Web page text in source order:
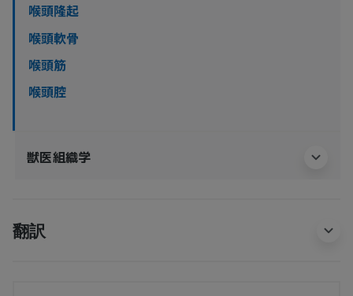
喉頭隆起
喉頭軟骨
喉頭筋
喉頭腔
獣医組織学
翻訳